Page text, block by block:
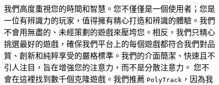
我們高度重視您的時間和智慧。您不僅僅是一個使用者；您是
一位有辨識力的玩家，值得擁有精心打造和辨識的體驗。我們
不會用無盡的、未經策劃的遊戲來壓垮您。相反，我們只精心
挑選最好的遊戲，確保我們平台上的每個遊戲都符合我們對品
質、創新和純粹享受的嚴格標準。我們的介面簡潔、快速且不
引人注目，旨在增強您的注意力，而不是分散注意力。 您不
會在這裡找到數千個克隆遊戲。我們推薦 PolyTrack ，因為我